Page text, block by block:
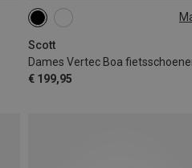
Scott
Dames Vertec Boa
€ 199,95
36 37